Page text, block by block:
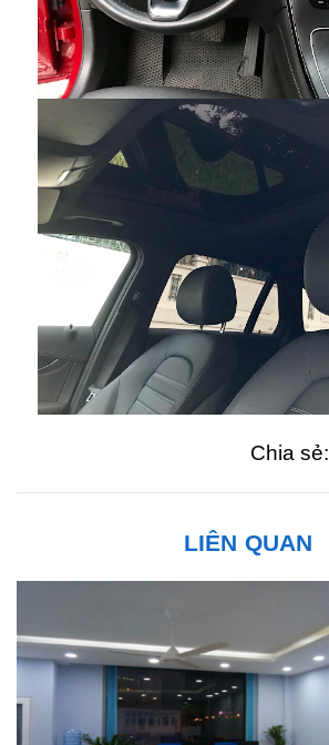
Chia sẻ:
LIÊN QUAN